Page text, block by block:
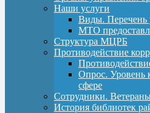
Наши услуги
Виды. Перечень
МТО
Структура МЦРБ
Противодействие
Опрос. Уровень
сфере
Сотрудники.
История библиотек